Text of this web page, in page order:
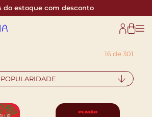
do estoque com desconto
16 de 301